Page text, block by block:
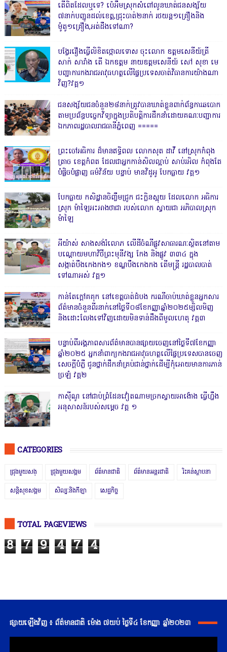
តើពិតដែលឬទេ? ប៉េអឹមស្រុកសំពៅលូនឃាត់ជនសង្ស័យ
៧នាក់បញ្ជូនដល់ខេត្ត,ជ្រុះបាត់២នាក់ រថយន្ត១គ្រឿងនិង
ម៉ូតូ១គ្រឿង,អត់ដឹងទៅណា?
បង្វែររឿងធ្វើលិខិតថ្កោលទោស ចុះលោក ឧត្តមសេនីយ៍ត្រី
សាក់ សារាំង តើ ឯកឧត្តម នាយឧត្តមសេនីយ៍ សៅ សុខា មេ
បញ្ជាការកងរាជអាវុធហត្ថលើផ្ទៃប្រទេសចាត់វិធានការយ៉ាងណា
វិញ?វគ្គ១
ជនសង្ស័យជនចំនួន២៨នាក់ត្រូវបានឃាត់ខ្លួនពាក់ព័ន្ធការឆបោក
តាមប្រព័ន្ធបច្ចេកវិទ្យាក្នុងប្រតិបត្តិការដឹកនាំដោយគណៈបញ្ជាការ
ឯកភាពរដ្ឋបាលរាជធានីភ្នំពេញ ‎=====
ព្រះចៅអធិការ ដ៏មានឥទ្ធិពល លោកសុត ដាវី នៅស្រុកកំពុង
ត្រាច ខេត្តកំពត ដែលជាអ្នកកាន់សិលល្អាប់ សាប់រអិល កំពុងតែ
បំផ្លិចបំផ្លាញ ធម៌វិន័យ បន្ទាប់ មានវិដូអូ បែកធ្លាយ វគ្គ១
បែកធ្លាយ កសិដ្ឋានចិញ្ចឹមជ្រូក ជះក្លិនស្អុយ ដែលលោក អធិការ
ស្រុក ម៉ាឡៃអះអាងថាជា របស់លោក ស្វាយជា អភិបាលស្រុក
ម៉ាឡៃ
អីយ៉ាស់ សាងសង់រំលោភ លើដីចំណីផ្លូវសាធារណៈស្ថិតនៅតាម
បណ្ដោយមហាវិថីព្រះមុនីវង្ស កែង និងផ្លូវ ៣៣៤ ក្នុង
សង្កាត់បឹងកេងកង១ ខណ្ឌបឹងកេងកង តើមន្ត្រី រដ្ឋបាលបាត់
ទៅណាអស់ វគ្គ១
កាន់តែក្តៅគគុក នៅខេត្តបាត់ដំបង ករណីចាប់ឃាត់ខ្លួនអ្នកសារ
ព័ត៌មានចំនួនពីរនាក់នៅថ្ងៃទី០៨ខែកញ្ញាឆ្នាំ២០២៥ម្សិលមិញ
និងដោះលែងទៅវិញដោយមិនទាន់ដឹងពីមូលហេតុ វគ្គ៣
បន្ទាប់ពីអង្គភាពសារព័ត៌មានបានផ្សាយចេញនៅថ្ងៃទី៧ខែកញ្ញា
ឆ្នាំ២០២៥ អ្នកនាំពាក្យកងរាជអាវុធហត្ថលើផ្ទៃប្រទេសបានចេញ
សេចក្តីបំភ្លឺ ជូនថ្នាក់ដឹកនាំគ្រប់ជាន់ថ្នាក់ដើម្បីកុំអោយមានការភាន់
ច្រឡំ វគ្គ២
កាសុីណូ នៅជាប់ព្រំដែនវៀតណាមច្រកស្វាយអាង៉ោង ធ្វើហ្នឹង
អនុសាសន៍របស់សម្ដេច វគ្គ ១
CATEGORIES
ជ្រុងមួយសង្ ជ្រុងមួយសង្គម ព័ត៌មានជាតិ ព័ត៌មានអន្តរជាតិ រិះគន់ស្ថាបនា
សន្តិសុខសង្គម សិល្បៈនិងកីឡា សេដ្ឋកិច្ច
TOTAL PAGEVIEWS
8 7 9 4 7 4
ផ្សាយឡើងវិញ ៖ ព័ត៌មានជាតិ ម៉ោង ៧យប់ ថ្ងៃទី៤ ខែកញ្ញា ឆ្នាំ២០២៣